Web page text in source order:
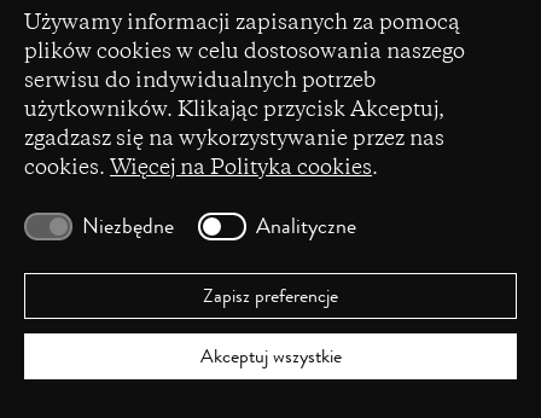
Ustawienia plików cookie
Używamy informacji zapisanych za pomocą
plików cookies w celu dostosowania naszego
serwisu do indywidualnych potrzeb
użytkowników. Klikając przycisk Akceptuj,
zgadzasz się na wykorzystywanie przez nas
cookies. Więcej na Polityka cookies.
Niezbędne Analityczne
Zapisz preferencje
Akceptuj wszystkie
inne rodzaje upraw, w tym te w drobnych
gospodarstwach rolnych. Widać zatem wyraźnie,
że choć sprzeciw osób takich jak Larsson
skierowany jest w skali mikro w stronę wielkiego
przemysłu żywieniowego, w skali makro obejmuje
dbałość o dobrostan wszelkich plonów oraz
zachowanie bioróżnorodności. Przywołałam tutaj
rozmowę amerykańskich badaczek dla swoistego
kontrapunktu i dopowiedzenia, ponieważ
zarówno Sonjasdotter, jak i Larsson opisują